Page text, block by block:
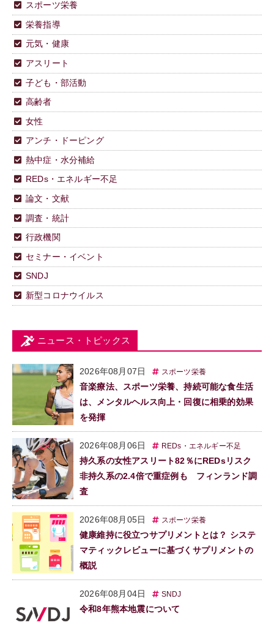
スポーツ栄養
栄養指導
元気・健康
アスリート
子ども・部活動
高齢者
女性
アンチ・ドーピング
熱中症・水分補給
REDs・エネルギー不足
論文・文献
調査・統計
行政機関
セミナー・イベント
SNDJ
新型コロナウイルス
ニュース・トピックス
2026年08月07日 スポーツ栄養
音楽療法、スポーツ栄養、持続可能な食生活
は、メンタルヘルス向上・回復に相乗的効果
を発揮
2026年08月06日 REDs・エネルギー不足
持久系の女性アスリート82％にREDsリスク
非持久系の2.4倍で重症例も フィンランド調
査
2026年08月05日 スポーツ栄養
健康維持に役立つサプリメントとは？ システ
マティックレビューに基づくサプリメントの
概説
2026年08月04日 SNDJ
令和8年熊本地震について